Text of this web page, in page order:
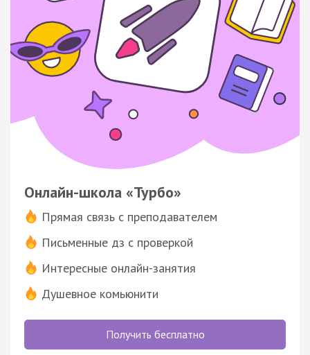
Онлайн-школа «Турбо»
Прямая связь с преподавателем
Письменные дз с проверкой
Интересные онлайн-занятия
Душевное комьюнити
Получить бесплатно